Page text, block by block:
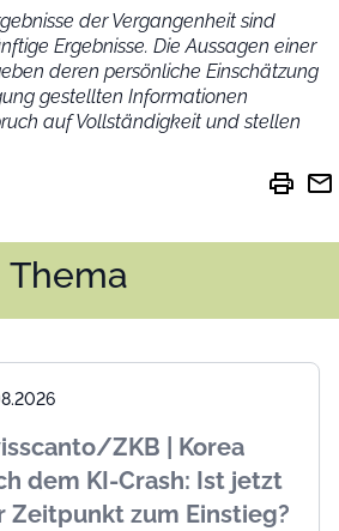
der Vergangenheit sind
Ergebnisse. Die Aussagen einer
deren persönliche Einschätzung
gestellten Informationen
auf Vollständigkeit und stellen
print mail
ZKB | Korea
dem KI-Crash: Ist jetzt
Zeitpunkt zum Einstieg?